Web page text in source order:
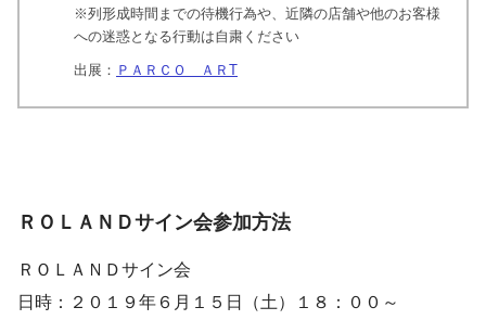
※列形成時間までの待機行為や、近隣の店舗や他のお客様
への迷惑となる行動は自粛ください
出展： ＰＡＲＣＯ ＡＲT
ＲＯＬＡＮＤサイン会参加方法
ＲＯＬＡＮＤサイン会
日時：２０１９年６月１５日（土）１８：００～